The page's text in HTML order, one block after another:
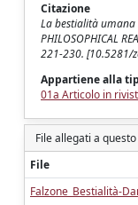
Citazione
La bestialità umana
PHILOSOPHICAL
221-230. [10.5281/
Appartiene alla
01a Articolo in
File allegati a
File
Falzone_Bestialità-